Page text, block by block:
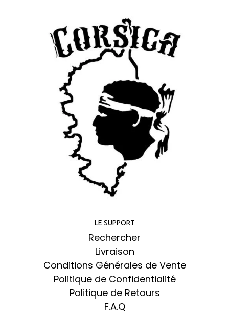
LE SUPPORT
Rechercher
Livraison
Conditions Générales de Vente
Politique de Confidentialité
Politique de Retours
F.A.Q